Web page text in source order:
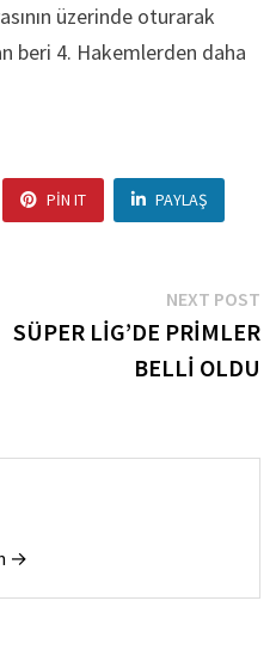
üzerinde oturarak
beri 4. Hakemlerden daha
PIN IT PAYLAŞ
NEXT POST
SÜPER LİG’DE PRİMLER
BELLİ OLDU
→